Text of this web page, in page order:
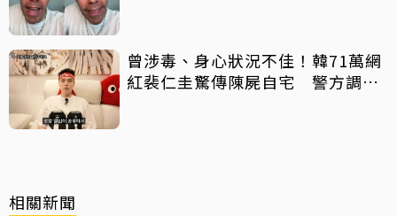
曾涉毒、身心狀況不佳！韓71萬網
紅裴仁圭驚傳陳屍自宅 警方調查
相關新聞